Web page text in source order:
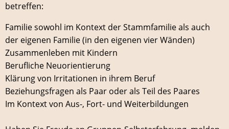
betreffen:
Familie sowohl im Kontext der Stammfamilie als auch
der eigenen Familie (in den eigenen vier Wänden)
Zusammenleben mit Kindern
Berufliche Neuorientierung
Klärung von Irritationen in ihrem Beruf
Beziehungsfragen als Paar oder als Teil des Paares
Im Kontext von Aus-, Fort- und Weiterbildungen